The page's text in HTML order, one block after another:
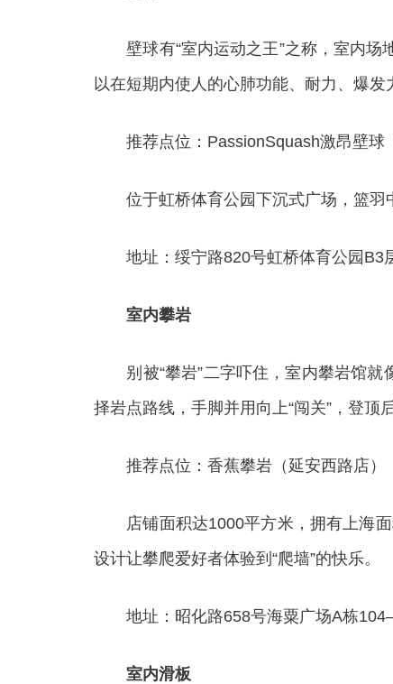
壁球有“室内运动之王”之称，室内场
以在短期内使人的心肺功能、耐力、爆
推荐点位：PassionSquash激昂壁球
位于虹桥体育公园下沉式广场，篮羽
地址：绥宁路820号虹桥体育公园B3
室内攀岩
别被“攀岩”二字吓住，室内攀岩馆就
择岩点路线，手脚并用向上“闯关”，登顶
推荐点位：香蕉攀岩（延安西路店）
店铺面积达1000平方米，拥有上海面
设计让攀爬爱好者体验到“爬墙”的快乐。
地址：昭化路658号海粟广场A栋
室内滑板